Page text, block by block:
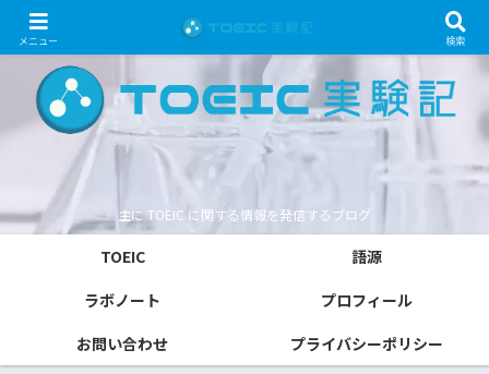
主に TOEIC に関する情報を発信するブログ
TOEIC
語源
ラボノート
プロフィール
お問い合わせ
プライバシーポリシー
メニュー 検索